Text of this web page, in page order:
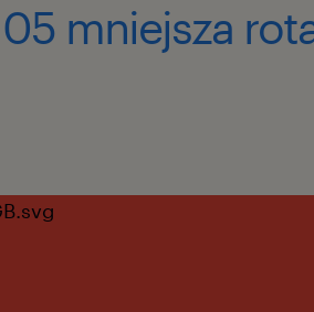
05 mniejsza